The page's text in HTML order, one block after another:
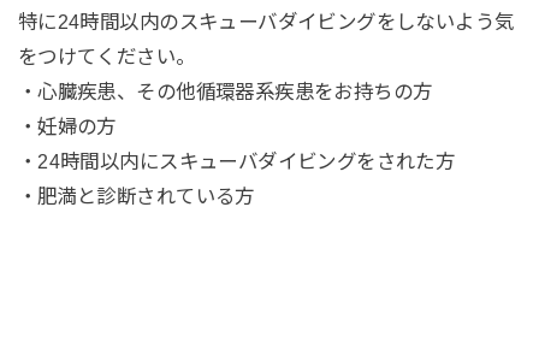
特に24時間以内のスキューバダイビングをしないよう気
をつけてください。
・心臓疾患、その他循環器系疾患をお持ちの方
・妊婦の方
・24時間以内にスキューバダイビングをされた方
・肥満と診断されている方